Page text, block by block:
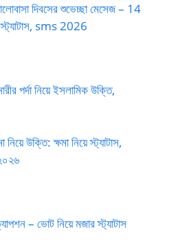
দিবসের শুভেচ্ছা মেসেজ – 14
স্ট্যাটাস, sms 2026
পর্দা নিয়ে ইসলামিক উক্তি,
নিয়ে উক্তি: ক্ষমা নিয়ে স্ট্যাটাস,
– ভোট নিয়ে মজার স্ট্যাটাস